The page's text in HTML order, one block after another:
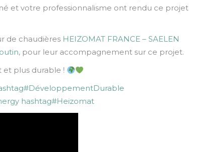
et votre professionnalisme ont rendu ce projet
de chaudières HEIZOMAT FRANCE – SAELEN
, pour leur accompagnement sur ce projet.
et plus durable !
#DéveloppementDurable
hashtag#Heizomat